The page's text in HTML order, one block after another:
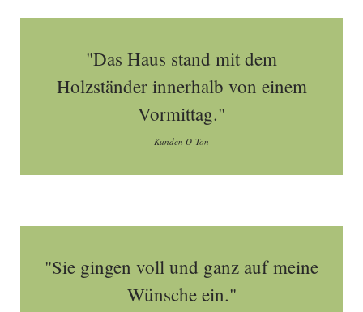
"Das Haus stand mit dem
Holzständer innerhalb von einem
Vormittag."
Kunden O-Ton
"Sie gingen voll und ganz auf meine
Wünsche ein."